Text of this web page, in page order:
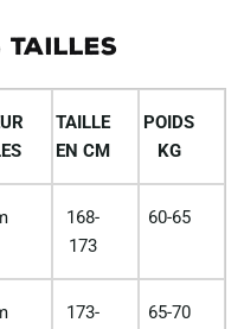
TAILLES
TAILLE
EN CM
POIDS
KG
168-
173
60-65
173-
65-70